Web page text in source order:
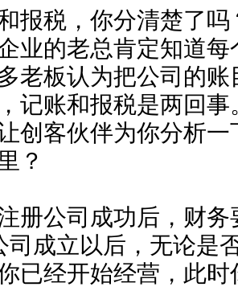
报税，你分清楚了吗
业的老总肯定知道
老板认为把公司的
记账和报税是两回事
创客伙伴为你分析一
？
册公司成功后，财
司成立以后，无论是
已经开始经营，此时